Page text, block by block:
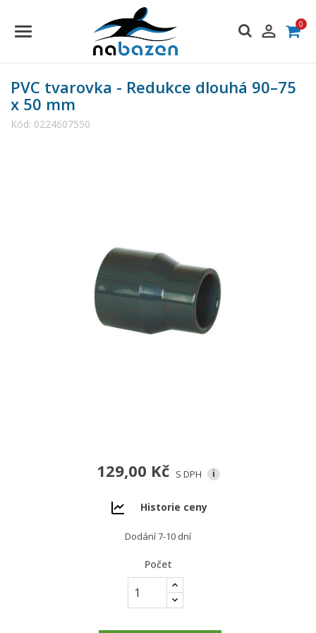
 0
PVC tvarovka - Redukce dlouhá 90–75
x 50 mm
Kód: 0224607550
129,00 Kč S DPH i
Historie ceny
Dodání 7-10 dní
Počet